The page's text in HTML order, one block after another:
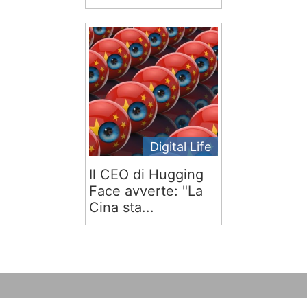
Digital Life
Il CEO di Hugging
Face avverte: "La
Cina sta...